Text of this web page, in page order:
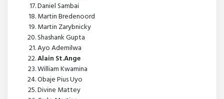
Daniel Sambai
Martin Bredenoord
Martin Zarybnicky
Shashank Gupta
Ayo Ademilwa
Alain St.Ange
William Kwamina
Obaje Pius Uyo
Divine Mattey